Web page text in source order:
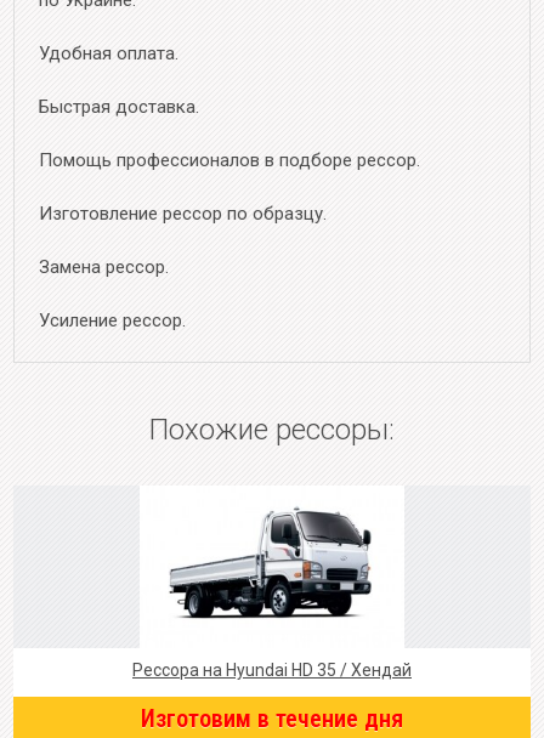
Удобная оплата.
Быстрая доставка.
Помощь профессионалов в подборе рессор.
Изготовление рессор по образцу.
Замена рессор.
Усиление рессор.
Похожие рессоры:
Рессора на Hyundai HD 35 / Хендай
Изготовим в течение дня